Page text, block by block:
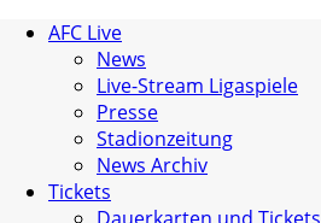
AFC Live
News
Live-Stream Ligaspiele
Presse
Stadionzeitung
News Archiv
Tickets